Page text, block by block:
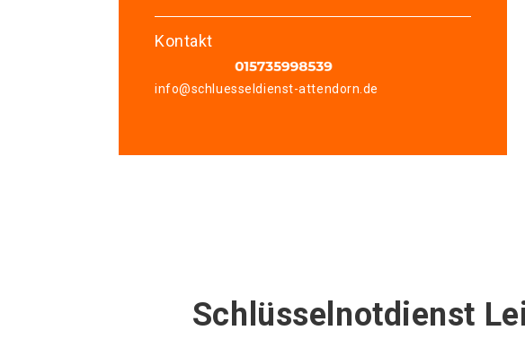
Kontakt
info@schluesseldienst-attendorn.de
Schlüsselnotdienst